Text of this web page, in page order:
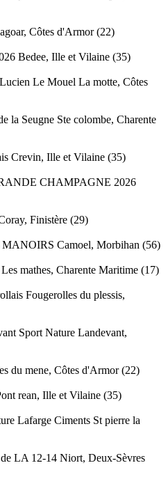
Côtes d'Armor (22)
Bedee, Ille et Vilaine (35)
Le Mouel La motte, Côtes
la Seugne Ste colombe, Charente
Crevin, Ille et Vilaine (35)
CHAMPAGNE 2026
Finistère (29)
Camoel, Morbihan (56)
Les mathes, Charente Maritime (17)
Fougerolles du plessis,
Sport Nature Landevant,
du mene, Côtes d'Armor (22)
rean, Ille et Vilaine (35)
Lafarge Ciments St pierre la
LA 12-14 Niort, Deux-Sèvres